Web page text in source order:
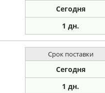
Сегодня
1 дн.
Срок поставки
Сегодня
1 дн.